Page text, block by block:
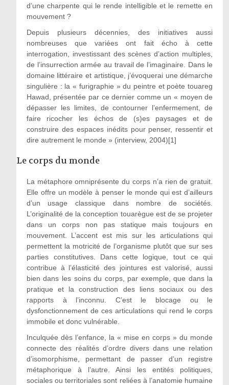
d’une charpente qui le rende intelligible et le remette en
mouvement ?
Depuis plusieurs décennies, des initiatives aussi
nombreuses que variées ont fait écho à cette
interrogation, investissant des scènes d’action multiples,
de l’insurrection armée au travail de l’imaginaire. Dans le
domaine littéraire et artistique, j’évoquerai une démarche
singulière : la « furigraphie » du peintre et poète touareg
Hawad, présentée par ce dernier comme un « moyen de
dépasser les limites, de contourner l’enfermement, de
faire ricocher les échos de (s)es paysages et de
construire des espaces inédits pour penser, ressentir et
dire autrement le monde » (interview, 2004)[1]
Le corps du monde
La métaphore omniprésente du corps n’a rien de gratuit.
Elle offre un modèle à penser le monde qui est d’ailleurs
d’un usage classique dans nombre de sociétés.
L’originalité de la conception touarègue est de se projeter
dans un corps non pas statique mais toujours en
mouvement. L’accent est mis sur les articulations qui
permettent la motricité de l’organisme plutôt que sur ses
parties constitutives. Dans cette logique, tout ce qui
contribue à l’élasticité des jointures est valorisé, aussi
bien dans les soins du corps, par exemple, que dans la
pratique et la construction des liens sociaux ou des
rapports à l’inconnu. C’est le blocage ou le
dysfonctionnement de ces articulations qui rend le corps
immobile et donc vulnérable.
Inculquée dès l’enfance, la « mise en corps » du monde
connecte des réalités d’ordre divers dans une relation
d’isomorphisme, permettant de passer d’un registre
métaphorique à l’autre. Ainsi les entités politiques,
sociales ou territoriales sont reliées à l’anatomie humaine